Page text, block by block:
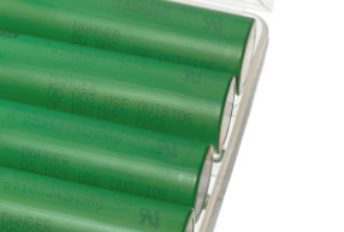
P2655C (чифт)